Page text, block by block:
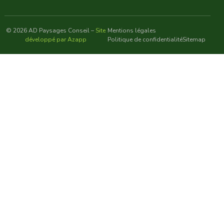
© 2026 AD Paysages Conseil – Site
développé par Azapp
Mentions légales
Politique de confidentialitéSitemap